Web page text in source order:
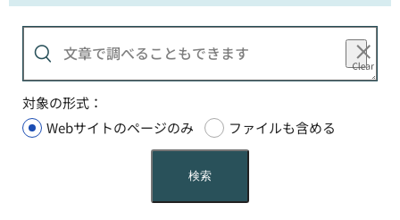
対象の形式：
Webサイトのページのみ
ファイルも含める
検索